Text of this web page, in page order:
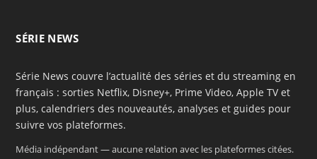
SÉRIE NEWS
Série News couvre l’actualité des séries et du streaming en
français : sorties Netflix, Disney+, Prime Video, Apple TV et
plus, calendriers des nouveautés, analyses et guides pour
suivre vos plateformes.
Média indépendant — aucune relation avec les plateformes citées.